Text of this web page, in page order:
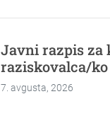
Javni razpis za
raziskovalca/ko
7. avgusta, 2026